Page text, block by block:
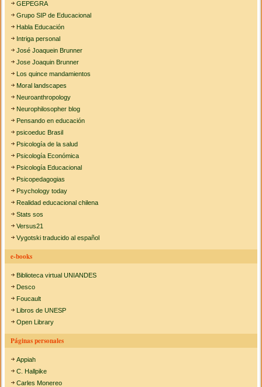
GEPEGRA
Grupo SIP de Educacional
Habla Educación
Intriga personal
José Joaquein Brunner
Jose Joaquin Brunner
Los quince mandamientos
Moral landscapes
Neuroanthropology
Neurophilosopher blog
Pensando en educación
psicoeduc Brasil
Psicología de la salud
Psicología Económica
Psicología Educacional
Psicopedagogias
Psychology today
Realidad educacional chilena
Stats sos
Versus21
Vygotski traducido al español
e-books
Biblioteca virtual UNIANDES
Desco
Foucault
Libros de UNESP
Open Library
Páginas personales
Appiah
C. Hallpike
Carles Monereo